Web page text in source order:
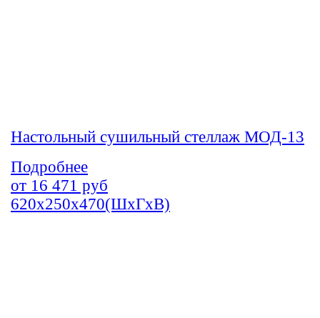
Настольный сушильный стеллаж МОД-13
Подробнее
от 16 471 руб
620х250х470(ШхГхВ)